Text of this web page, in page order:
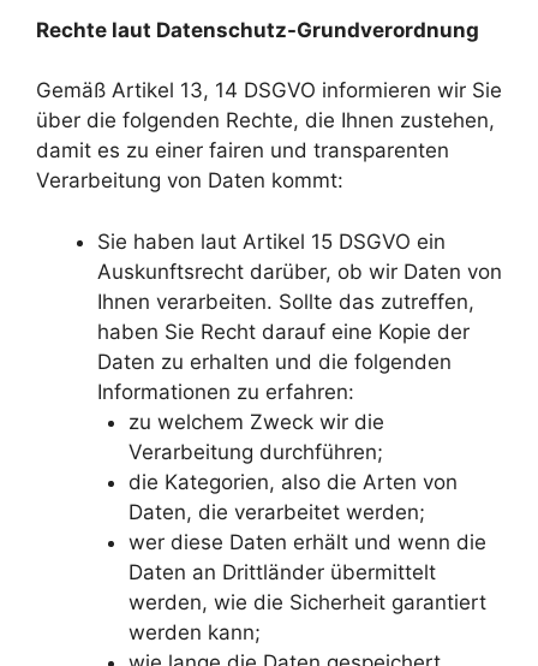
Rechte laut Datenschutz-Grundverordnung
Gemäß Artikel 13, 14 DSGVO informieren wir Sie
über die folgenden Rechte, die Ihnen zustehen,
damit es zu einer fairen und transparenten
Verarbeitung von Daten kommt:
Sie haben laut Artikel 15 DSGVO ein
Auskunftsrecht darüber, ob wir Daten von
Ihnen verarbeiten. Sollte das zutreffen,
haben Sie Recht darauf eine Kopie der
Daten zu erhalten und die folgenden
Informationen zu erfahren:
zu welchem Zweck wir die
Verarbeitung durchführen;
die Kategorien, also die Arten von
Daten, die verarbeitet werden;
wer diese Daten erhält und wenn die
Daten an Drittländer übermittelt
werden, wie die Sicherheit garantiert
werden kann;